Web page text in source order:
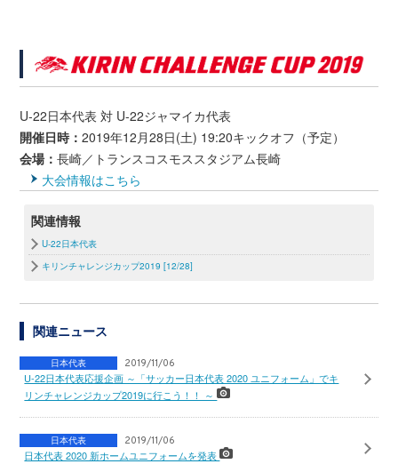
U-22日本代表 対 U-22ジャマイカ代表
開催日時：2019年12月28日(土) 19:20キックオフ（予定）
会場：長崎／トランスコスモススタジアム長崎
大会情報はこちら
関連情報
U-22日本代表
キリンチャレンジカップ2019 [12/28]
関連ニュース
日本代表 2019/11/06
U-22日本代表応援企画 ～「サッカー日本代表 2020 ユニフォーム」でキ
リンチャレンジカップ2019に行こう！！ ～
日本代表 2019/11/06
日本代表 2020 新ホームユニフォームを発表